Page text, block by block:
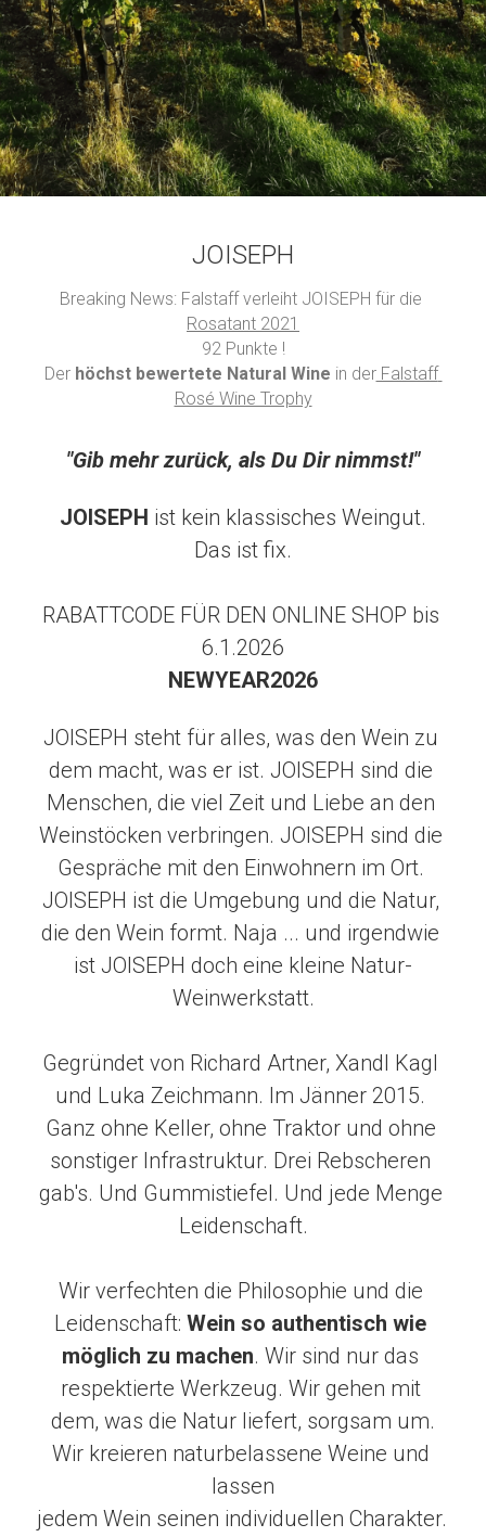
JOISEPH
Rosatant 2021
92 Punkte !
Der höchst bewertete Natural Wine in der Falstaff
Rosé Wine Trophy
"Gib mehr zurück, als Du Dir nimmst!"
JOISEPH ist kein klassisches Weingut.
Das ist fix.
RABATTCODE FÜR DEN ONLINE SHOP bis
6.1.2026
NEWYEAR2026
JOISEPH steht für alles, was den Wein zu
dem macht, was er ist. JOISEPH sind die
Menschen, die viel Zeit und Liebe an den
Weinstöcken verbringen. JOISEPH sind die
Gespräche mit den Einwohnern im Ort.
JOISEPH ist die Umgebung und die Natur,
die den Wein formt. Naja ... und irgendwie
ist JOISEPH doch eine kleine Natur-
Weinwerkstatt.
Gegründet von Richard Artner, Xandl Kagl
und Luka Zeichmann. Im Jänner 2015.
Ganz ohne Keller, ohne Traktor und ohne
sonstiger Infrastruktur. Drei Rebscheren
gab's. Und Gummistiefel. Und jede Menge
Leidenschaft.
Wir verfechten die Philosophie und die
Leidenschaft: Wein so authentisch wie
möglich zu machen. Wir sind nur das
respektierte Werkzeug. Wir gehen mit
dem, was die Natur liefert, sorgsam um.
Wir kreieren naturbelassene Weine und
lassen
jedem Wein seinen individuellen Charakter.